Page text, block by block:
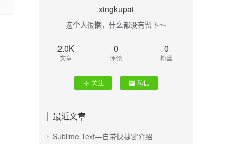
xingkupai
这个人很懒，什么都没有留下～
2.0K
文章
0
评论
0
粉丝
关注 私信
最近文章
Sublime Text—自带快捷键介绍